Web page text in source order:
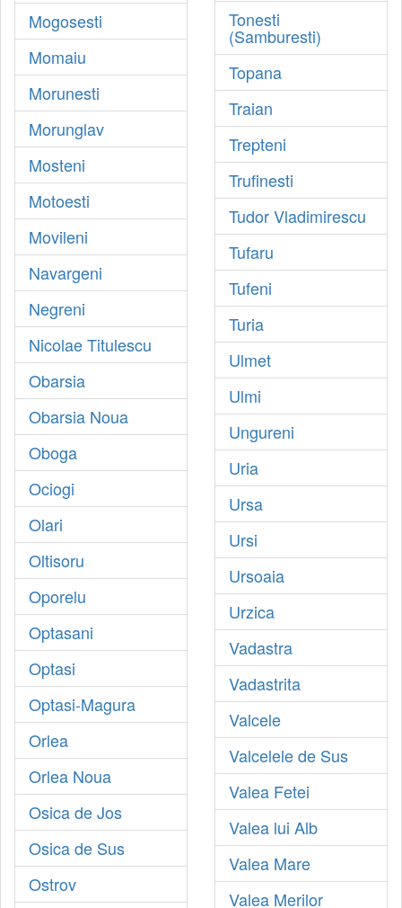
Mogosesti
Momaiu
Morunesti
Morunglav
Mosteni
Motoesti
Movileni
Navargeni
Negreni
Nicolae Titulescu
Obarsia
Obarsia Noua
Oboga
Ociogi
Olari
Oltisoru
Oporelu
Optasani
Optasi
Optasi-Magura
Orlea
Orlea Noua
Osica de Jos
Osica de Sus
Ostrov
Tonesti
(Samburesti)
Topana
Traian
Trepteni
Trufinesti
Tudor Vladimirescu
Tufaru
Tufeni
Turia
Ulmet
Ulmi
Ungureni
Uria
Ursa
Ursi
Ursoaia
Urzica
Vadastra
Vadastrita
Valcele
Valcelele de Sus
Valea Fetei
Valea lui Alb
Valea Mare
Valea Merilor